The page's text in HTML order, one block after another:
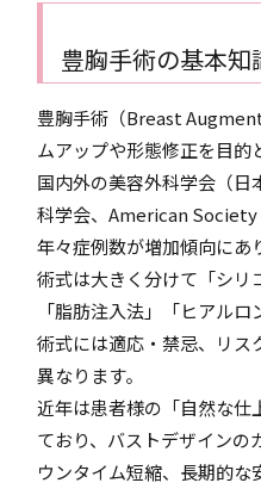
豊胸手術の基本知
豊胸手術（Breast
ムアップや形態修正を目的
国内外の美容外科学会（
科学会、American
年々症例数が増加傾向にあ
術式は大きく分けて「シリ
「脂肪注入法」「ヒアル
術式には適応・禁忌、リス
異なります。
近年は患者様の「自然な仕
ており、バストデザインの
ウンタイム短縮、長期的